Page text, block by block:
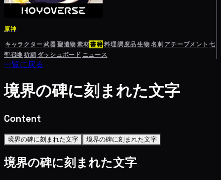
原神
キャラクター武器聖遺物素材書籍料理調度品生物名刺 アチーブメント 七
聖召喚祈願 ダッシュボード ニュース
一覧に戻る
境界の碑に刻まれた文字
Content
境界の碑に刻まれた文字 境界の碑に刻まれた文字
境界の碑に刻まれた文字